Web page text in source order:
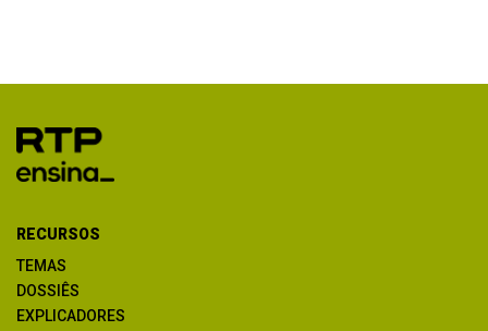
RECURSOS
TEMAS
DOSSIÊS
EXPLICADORES